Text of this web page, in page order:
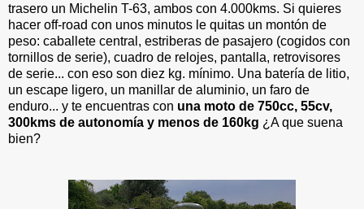
trasero un Michelin T-63, ambos con 4.000kms. Si quieres
hacer off-road con unos minutos le quitas un montón de
peso: caballete central, estriberas de pasajero (cogidos con
tornillos de serie), cuadro de relojes, pantalla, retrovisores
de serie... con eso son diez kg. mínimo. Una batería de litio,
un escape ligero, un manillar de aluminio, un faro de
enduro... y te encuentras con una moto de 750cc, 55cv,
300kms de autonomía y menos de 160kg ¿A que suena
bien?